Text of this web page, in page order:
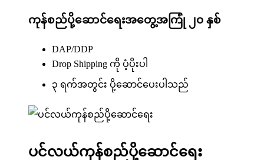
ကုန်စည်ပို့ဆောင်ရေးအတွေ့အကြုံ ၂၀ နှစ်
DAP/DDP
Drop Shipping ကို ပံ့ပိုးပါ
၃ ရက်အတွင်း ပို့ဆောင်ပေးပါသည်
ပင်လယ်ကုန်စည်ပို့ဆောင်ရေး